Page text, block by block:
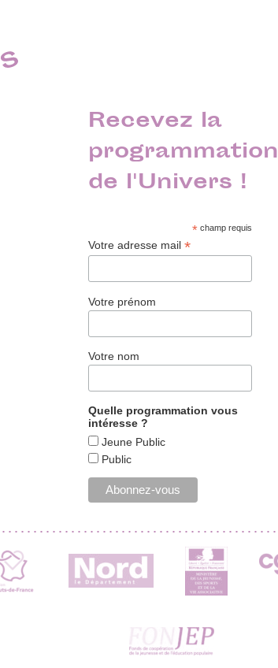
Recevez la
programmation
de l'Univers !
*champ requis
Votre adresse mail*
Votre prénom
Votre nom
Quelle programmation vous
intéresse ?
Jeune Public
Public